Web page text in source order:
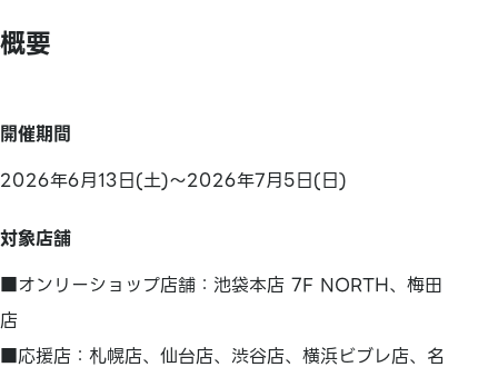
概要
開催期間
2026年6月13日(土)～2026年7月5日(日)
対象店舗
■オンリーショップ店舗：池袋本店 7F NORTH、梅田
店
■応援店：札幌店、仙台店、渋谷店、横浜ビブレ店、名